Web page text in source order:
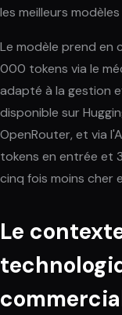
les meilleurs
Le modèle prend en
000 tokens via le
adapté à la gestion
disponible sur
OpenRouter, et via
tokens en entrée et
cinq fois moins cher
Le